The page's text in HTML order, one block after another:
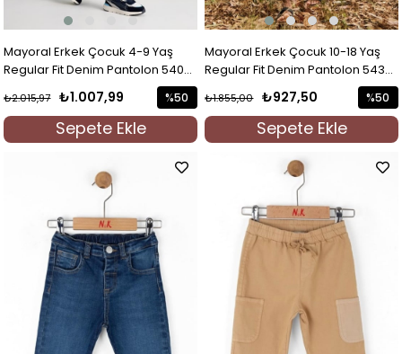
Mayoral Erkek Çocuk 4-9 Yaş
Regular Fit Denim Pantolon 540
₺1.007,99
₺2.015,97
Sepete Ekle
%50
İndirim
%50İndirim
Mayoral Erkek Çocuk 10-18 Yaş
Regular Fit Denim Pantolon 543
₺927,50
₺1.855,00
Sepete Ekle
%50
İndirim